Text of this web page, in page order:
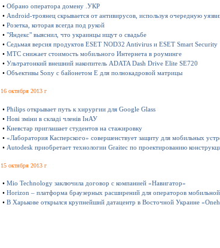
• Обрано оператора домену .УКР
• Android-троянец скрывается от антивирусов, используя очередную
• Розетка, которая всегда под рукой
• "Яндекс" выяснил, что украинцы ищут о свадьбе
• Седьмая версия продуктов ESET NOD32 Antivirus и ESET Smart Security
• МТС снижает стоимость мобильного Интернета в роуминге
• Ультратонкий внешний накопитель ADATA Dash Drive Elite SE720
• Объективы Sony с байонетом E для полнокадровой матрицы
16 октября 2013 г
• Philips открывает путь к хирургии для Google Glass
• Нові зміни в складі членів ІнАУ
• Киевстар приглашает студентов на стажировку
• «Лаборатория Касперского» совершенствует защиту для мобильных
• Autodesk приобретает технологии Graitec по проектированию
15 октября 2013 г
• Mio Technology заключила договор с компанией «Навигатор»
• Horizon – платформа браузерных расширений для операторов мобильной
• В Харькове открылся крупнейший датацентр в Восточной Украине